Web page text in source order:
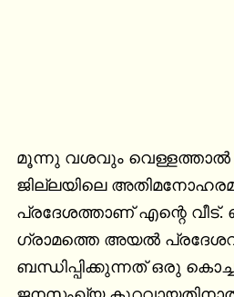
മൂന്നു വശവും വെള്ളത്താല്‍
ജില്ലയിലെ
പ്രദേശത്താണ് എന്റെ
ഗ്രാമത്തെ അയല്‍
ബന്ധിപ്പിക്കുന്നത് ഒരു